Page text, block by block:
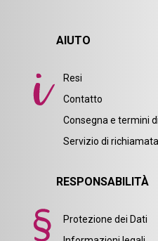
AIUTO
Resi
Contatto
Consegna e termini
Servizio di richiamata
RESPONSABILITÀ
Protezione dei Dati